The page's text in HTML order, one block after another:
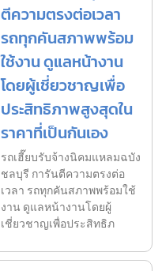
ตีความตรงต่อเวลา
รถทุกคันสภาพพร้อม
ใช้งาน ดูแลหน้างาน
โดยผู้เชี่ยวชาญเพื่อ
ประสิทธิภาพสูงสุดใน
ราคาที่เป็นกันเอง
รถเฮี๊ยบรับจ้างนิคมแหลมฉบัง
ชลบุรี การันตีความตรงต่อ
เวลา รถทุกคันสภาพพร้อมใช้
งาน ดูแลหน้างานโดยผู้
เชี่ยวชาญเพื่อประสิทธิภ